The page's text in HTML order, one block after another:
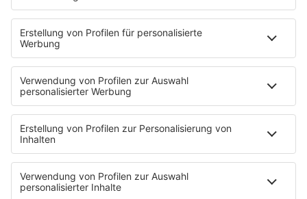
HOME
PROGRAMM
Sendeplan
DJs
Playlist
MUSIC
Streams
Album der Woche
News
Highlights